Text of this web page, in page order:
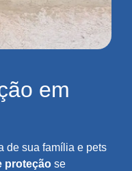
em
de sua família e pets
proteção se